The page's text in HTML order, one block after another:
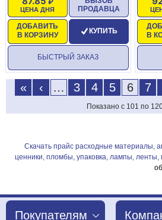
ЦЕНА ДНЯ
ДОБАВИТЬ
В КОРЗИНУ
ПРОДАВЦА
КУПИТЬ
БЫСТРЫЙ ЗАКАЗ
В
« ‹ … 3 4 5 6 7
Показано с 101 по
Скачать прайс расходные материалы,
ценники, пломбы, упаковка, лампы,
Покупателям